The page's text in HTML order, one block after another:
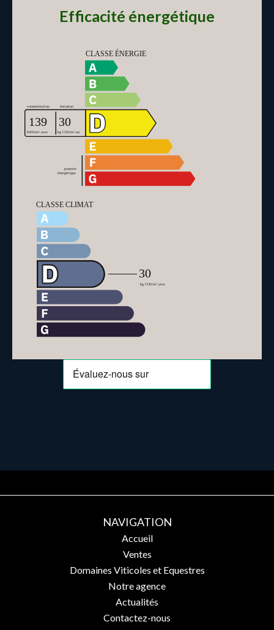
Efficacité énergétique
NAVIGATION
Accueil
Ventes
Domaines Viticoles et Equestres
Notre agence
Actualités
Contactez-nous